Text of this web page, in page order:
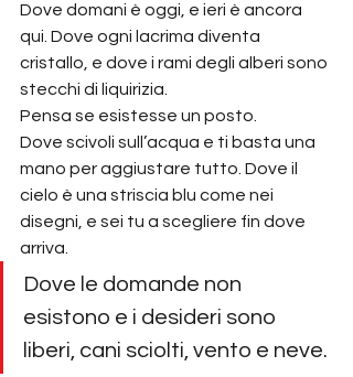
Dove domani è oggi, e ieri è ancora
qui. Dove ogni lacrima diventa
cristallo, e dove i rami degli alberi sono
stecchi di liquirizia.
Pensa se esistesse un posto.
Dove scivoli sull’acqua e ti basta una
mano per aggiustare tutto. Dove il
cielo è una striscia blu come nei
disegni, e sei tu a scegliere fin dove
arriva.
Dove le domande non
esistono e i desideri sono
liberi, cani sciolti, vento e neve.